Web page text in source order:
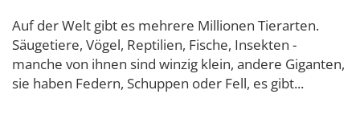
Auf der Welt gibt es mehrere Millionen Tierarten.
Säugetiere, Vögel, Reptilien, Fische, Insekten -
manche von ihnen sind winzig klein, andere Giganten,
sie haben Federn, Schuppen oder Fell, es gibt...